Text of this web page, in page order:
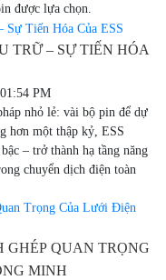
được lựa chọn.
TRỮ – SỰ TIẾN HÓA
PM
nhỏ lẻ: vài bộ pin để dự
hơn một thập kỷ, ESS
– trở thành hạ tầng năng
chuyển dịch điện toàn
QUAN TRỌNG
MINH